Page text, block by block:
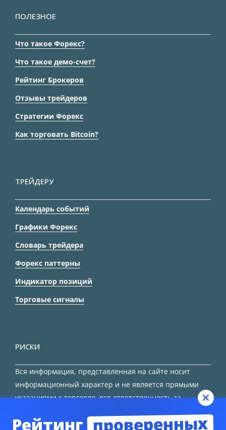
ПОЛЕЗНОЕ
Что такое Форекс?
Что такое демо-счет?
Рейтинг Брокеров
Отзывы трейдеров
Стратегии Форекс
Как торговать Bitcoin?
ТРЕЙДЕРУ
Календарь событий
Графики Форекс
Словарь трейдера
Форекс паттерны
Индикатор позиций
Торговые сигналы
РИСКИ
Вся информация, представленная на сайте носит
информационный характер и не является прямыми
указаниями к торговле, вся ответственность за
Рейтинг проверенных